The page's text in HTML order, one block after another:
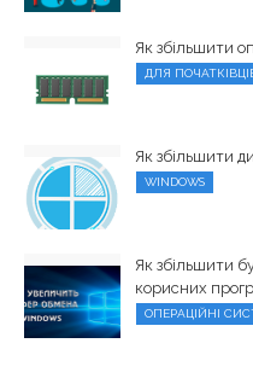
Як збільшити
ДЛЯ
Як збільшити
WINDOWS
Як збільшити
корисних
ОПЕРАЦІЙНІ